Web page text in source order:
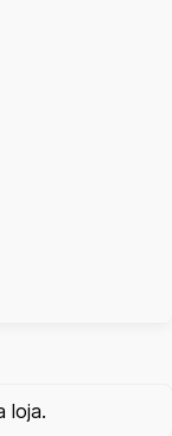
loja.